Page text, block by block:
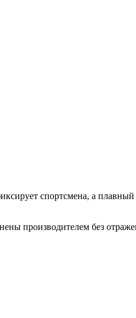
спортсмена, а
производителем без